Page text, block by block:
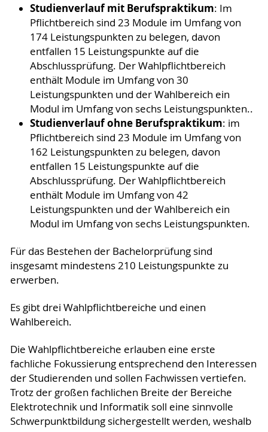
Studienverlauf mit Berufspraktikum: Im
Pflichtbereich sind 23 Module im Umfang von
174 Leistungspunkten zu belegen, davon
entfallen 15 Leistungspunkte auf die
Abschlussprüfung. Der Wahlpflichtbereich
enthält Module im Umfang von 30
Leistungspunkten und der Wahlbereich ein
Modul im Umfang von sechs Leistungspunkten..
Studienverlauf ohne Berufspraktikum: im
Pflichtbereich sind 23 Module im Umfang von
162 Leistungspunkten zu belegen, davon
entfallen 15 Leistungspunkte auf die
Abschlussprüfung. Der Wahlpflichtbereich
enthält Module im Umfang von 42
Leistungspunkten und der Wahlbereich ein
Modul im Umfang von sechs Leistungspunkten.
Für das Bestehen der Bachelorprüfung sind
insgesamt mindestens 210 Leistungspunkte zu
erwerben.
Es gibt drei Wahlpflichtbereiche und einen
Wahlbereich.
Die Wahlpflichtbereiche erlauben eine erste
fachliche Fokussierung entsprechend den Interessen
der Studierenden und sollen Fachwissen vertiefen.
Trotz der großen fachlichen Breite der Bereiche
Elektrotechnik und Informatik soll eine sinnvolle
Schwerpunktbildung sichergestellt werden, weshalb